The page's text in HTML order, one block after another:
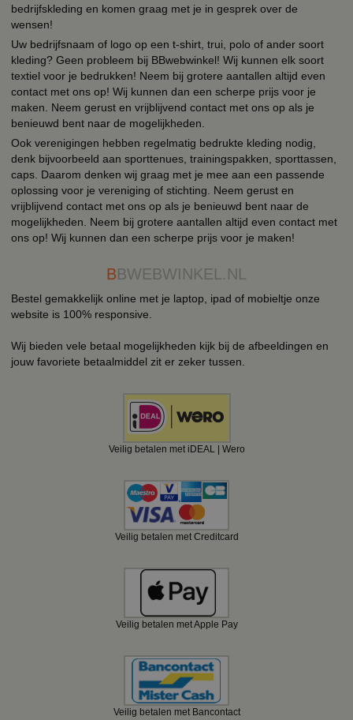
bedrijfskleding en komen graag met je in gesprek over de
wensen!
Uw bedrijfsnaam of logo op een t-shirt, trui, polo of ander soort
kleding? Geen probleem bij BBwebwinkel! Wij kunnen elk soort
textiel voor je bedrukken! Neem bij grotere aantallen altijd even
contact met ons op! Wij kunnen dan een scherpe prijs voor je
maken. Neem gerust en vrijblijvend contact met ons op als je
benieuwd bent naar de mogelijkheden.
Ook verenigingen hebben regelmatig bedrukte kleding nodig,
denk bijvoorbeeld aan sporttenues, trainingspakken, sporttassen,
caps. Daarom denken wij graag met je mee aan een passende
oplossing voor je vereniging of stichting. Neem gerust en
vrijblijvend contact met ons op als je benieuwd bent naar de
mogelijkheden. Neem bij grotere aantallen altijd even contact met
ons op! Wij kunnen dan een scherpe prijs voor je maken!
BBWEBWINKEL.NL
Bestel gemakkelijk online met je laptop, ipad of mobieltje onze
website is 100% responsive.
Wij bieden vele betaal mogelijkheden kijk bij de afbeeldingen en
jouw favoriete betaalmiddel zit er zeker tussen.
Veilig betalen met iDEAL | Wero
Veilig betalen met Creditcard
Veilig betalen met Apple Pay
Veilig betalen met Bancontact